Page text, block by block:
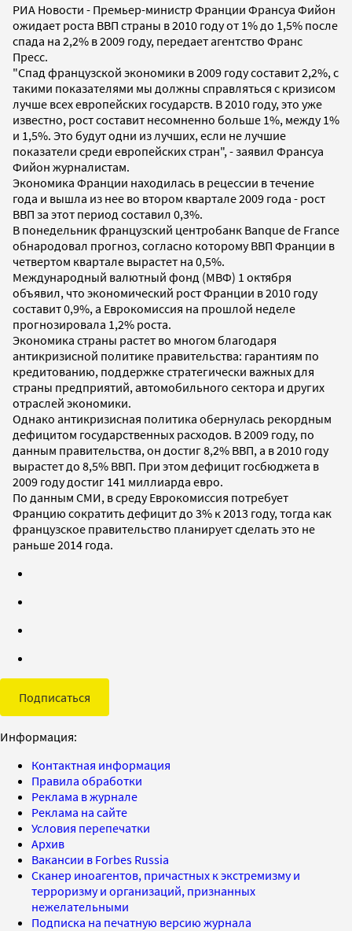
РИА Новости - Премьер-министр Франции Франсуа Фийон
ожидает роста ВВП страны в 2010 году от 1% до 1,5% после
спада на 2,2% в 2009 году, передает агентство Франс
Пресс.
"Спад французской экономики в 2009 году составит 2,2%, с
такими показателями мы должны справляться с кризисом
лучше всех европейских государств. В 2010 году, это уже
известно, рост составит несомненно больше 1%, между 1%
и 1,5%. Это будут одни из лучших, если не лучшие
показатели среди европейских стран", - заявил Франсуа
Фийон журналистам.
Экономика Франции находилась в рецессии в течение
года и вышла из нее во втором квартале 2009 года - рост
ВВП за этот период составил 0,3%.
В понедельник французский центробанк Banque de France
обнародовал прогноз, согласно которому ВВП Франции в
четвертом квартале вырастет на 0,5%.
Международный валютный фонд (МВФ) 1 октября
объявил, что экономический рост Франции в 2010 году
составит 0,9%, а Еврокомиссия на прошлой неделе
прогнозировала 1,2% роста.
Экономика страны растет во многом благодаря
антикризисной политике правительства: гарантиям по
кредитованию, поддержке стратегически важных для
страны предприятий, автомобильного сектора и других
отраслей экономики.
Однако антикризисная политика обернулась рекордным
дефицитом государственных расходов. В 2009 году, по
данным правительства, он достиг 8,2% ВВП, а в 2010 году
вырастет до 8,5% ВВП. При этом дефицит госбюджета в
2009 году достиг 141 миллиарда евро.
По данным СМИ, в среду Еврокомиссия потребует
Францию сократить дефицит до 3% к 2013 году, тогда как
французское правительство планирует сделать это не
раньше 2014 года.
Подписаться
Информация:
Контактная информация
Правила обработки
Реклама в журнале
Реклама на сайте
Условия перепечатки
Архив
Вакансии в Forbes Russia
Сканер иноагентов, причастных к экстремизму и
терроризму и организаций, признанных
нежелательными
Подписка на печатную версию журнала